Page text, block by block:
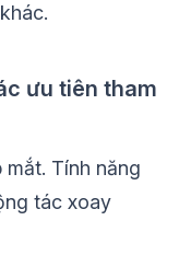
ưu tiên tham
Tính năng
tác xoay